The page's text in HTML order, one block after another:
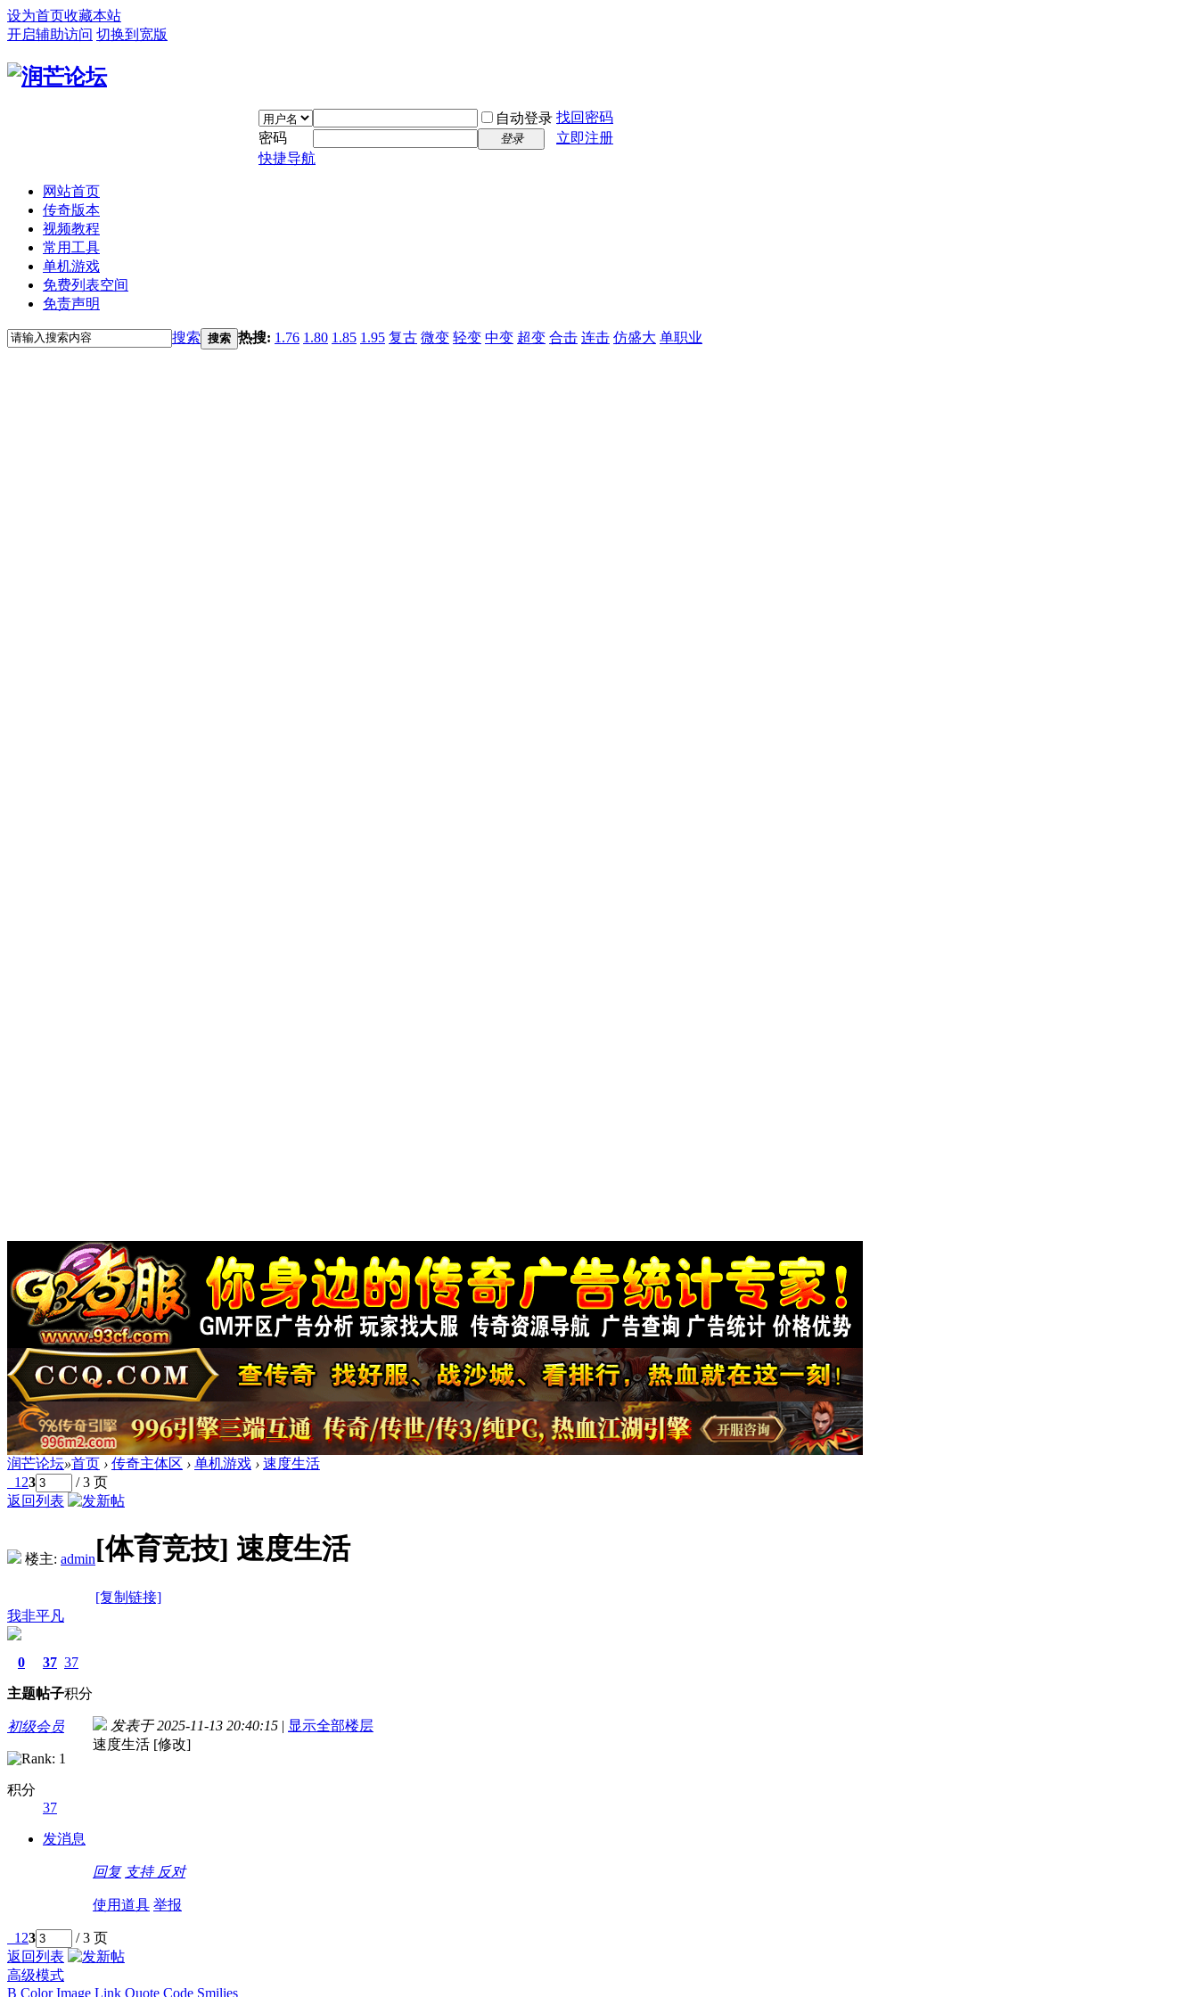
设为首页收藏本站
开启辅助访问 切换到宽版
自动登录 找回密码
密码
登录
立即注册
快捷导航
网站首页
传奇版本
视频教程
常用工具
单机游戏
免费列表空间
免责声明
搜索 搜索 热搜: 1.76 1.80 1.85 1.95 复古 微变 轻变 中变 超变 合击 连击 仿盛大 单职业
润芒论坛»首页 › 传奇主体区 › 单机游戏 › 速度生活
1 23
/ 3 页
返回列表
楼主: admin[体育竞技] 速度生活
[复制链接]
我非平凡
0
主题
37
帖子
37
积分
初级会员
积分
37
发消息
发表于 2025-11-13 20:40:15 | 显示全部楼层
速度生活 [修改]
回复 支持 反对
使用道具 举报
1 23
/ 3 页
返回列表
高级模式
B Color Image Link Quote Code Smilies